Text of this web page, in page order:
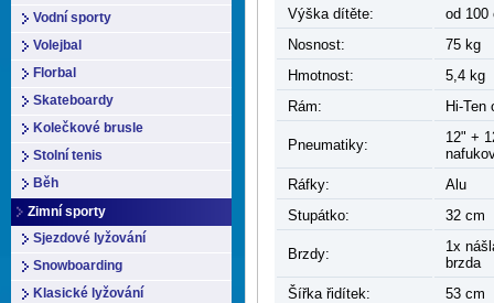
Vodní sporty
Volejbal
Florbal
Skateboardy
Kolečkové brusle
Stolní tenis
Běh
Zimní sporty
Sjezdové lyžování
Snowboarding
Klasické lyžování
Výška dítěte:
od 100
Nosnost:
75 kg
Hmotnost:
5,4 kg
Rám:
Hi-Ten
Pneumatiky:
12" +
Ráfky:
Alu
Stupátko:
32 cm
Brzdy:
1x
brzda
Šířka řidítek:
53 cm